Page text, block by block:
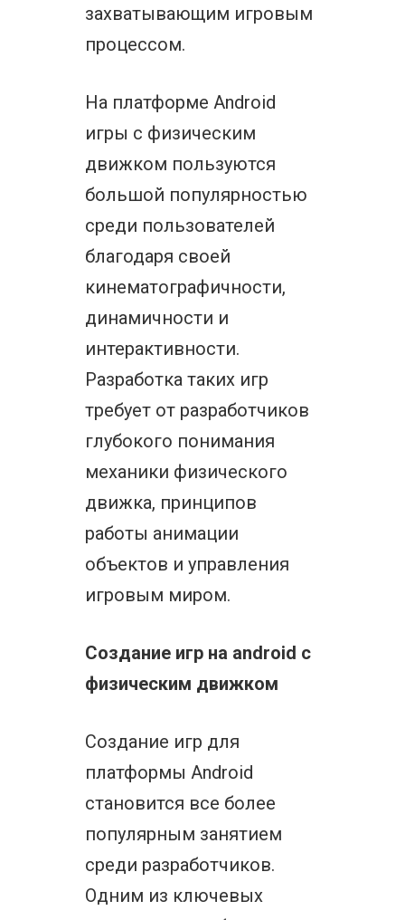
захватывающим игровым
процессом.
На платформе Android
игры с физическим
движком пользуются
большой популярностью
среди пользователей
благодаря своей
кинематографичности,
динамичности и
интерактивности.
Разработка таких игр
требует от разработчиков
глубокого понимания
механики физического
движка, принципов
работы анимации
объектов и управления
игровым миром.
Создание игр на android с
физическим движком
Создание игр для
платформы Android
становится все более
популярным занятием
среди разработчиков.
Одним из ключевых